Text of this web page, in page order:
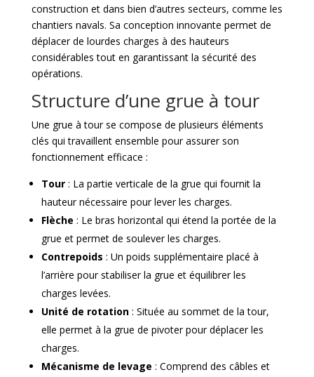
construction et dans bien d’autres secteurs, comme les
chantiers navals. Sa conception innovante permet de
déplacer de lourdes charges à des hauteurs
considérables tout en garantissant la sécurité des
opérations.
Structure d’une grue à tour
Une grue à tour se compose de plusieurs éléments
clés qui travaillent ensemble pour assurer son
fonctionnement efficace :
Tour: La partie verticale de la grue qui fournit la
hauteur nécessaire pour lever les charges.
Flèche : Le bras horizontal qui étend la portée de la
grue et permet de soulever les charges.
Contrepoids : Un poids supplémentaire placé à
l’arrière pour stabiliser la grue et équilibrer les
charges levées.
Unité de rotation: Située au sommet de la tour,
elle permet à la grue de pivoter pour déplacer les
charges.
Mécanisme de levage : Comprend des câbles et